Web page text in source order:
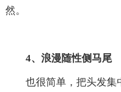
然。
4、浪漫随性侧马尾
也很简单，把头发集